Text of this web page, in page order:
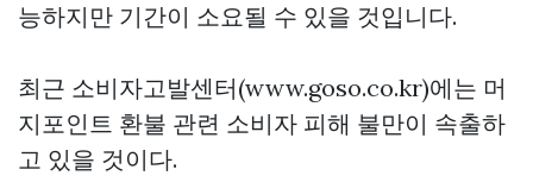
능하지만 기간이 소요될 수 있을 것입니다.
최근 소비자고발센터(www.goso.co.kr)에는 머
지포인트 환불 관련 소비자 피해 불만이 속출하
고 있을 것이다.